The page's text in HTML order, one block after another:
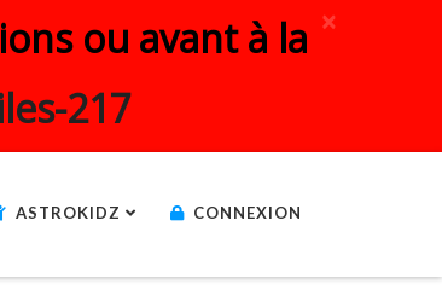
×
ou avant à la
217
ASTROKIDZ CONNEXION